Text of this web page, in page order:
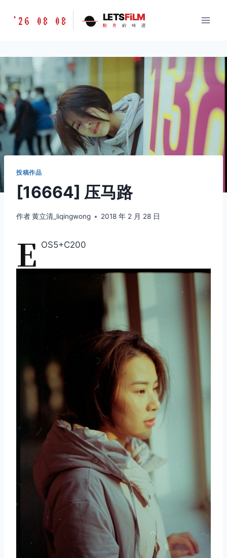
胶
味
LETSFILM
'26 08 08 LETSFiLM
胶 片 的 味 道
投稿作品
[16664] 压马路
作者黄立清_liqingwong 2018 年 2 月 28 日
E OS5+C200